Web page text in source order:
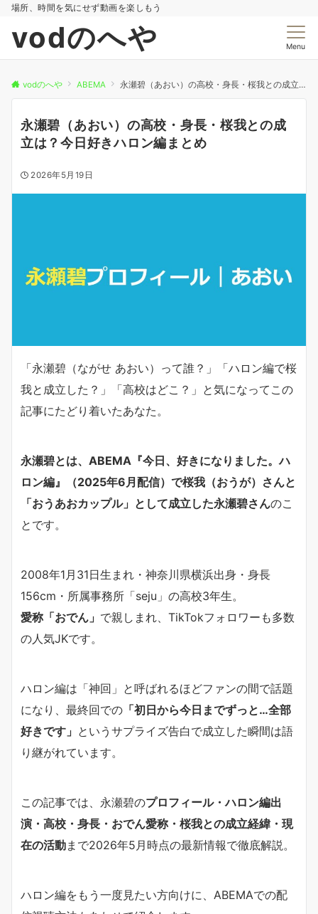
場所、時間を気にせず動画を楽しもう
vodのへや Menu
vodのへや ABEMA 永瀬碧（あおい）の高校・身長・桜我との成立は？今日好きハロン編まとめ
永瀬碧（あおい）の高校・身長・桜我との成
立は？今日好きハロン編まとめ
2026年5月19日
「永瀬碧（ながせ あおい）って誰？」「ハロン編で桜
我と成立した？」「高校はどこ？」と気になってこの
記事にたどり着いたあなた。
永瀬碧とは、ABEMA『今日、好きになりました。ハ
ロン編』（2025年6月配信）で桜我（おうが）さんと
「おうあおカップル」として成立した永瀬碧さんのこ
とです。
2008年1月31日生まれ・神奈川県横浜出身・身長
156cm・所属事務所「seju」の高校3年生。
愛称「おでん」 で親しまれ、TikTokフォロワーも多数
の人気JKです。
ハロン編は「神回」と呼ばれるほどファンの間で話題
になり、最終回での 「初日から今日までずっと…全部
好きです」 というサプライズ告白で成立した瞬間は語
り継がれています。
この記事では、永瀬碧のプロフィール・ハロン編出
演・高校・身長・おでん愛称・桜我との成立経緯・現
在の活動まで2026年5月時点の最新情報で徹底解説。
ハロン編をもう一度見たい方向けに、ABEMAでの配